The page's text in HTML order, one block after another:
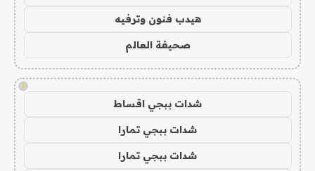
هيدب فنون وترفيه
صحيفة العالم
!
شدات ببجي اقساط
شدات ببجي تمارا
شدات ببجي تمارا